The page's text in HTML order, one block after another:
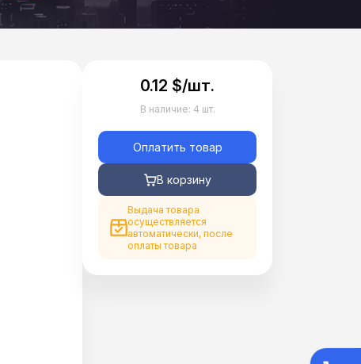
0.12 $/шт.
В наличие: 4 шт.
Оплатить товар
В корзину
Выдача товара
осуществляется
автоматически, после
оплаты товара